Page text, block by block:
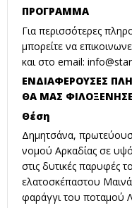
ΠΡΟΓΡΑΜΜΑ
Για περισσότερες
μπορείτε να
και στο email:
ΕΝΔΙΑΦΕΡΟΥΣΕΣ
ΘΑ ΜΑΣ
Θέση
Δημητσάνα,
νομού Αρκαδίας σε
στις δυτικές παρυφές
ελατοσκέπαστου
φαράγγι του ποταμού